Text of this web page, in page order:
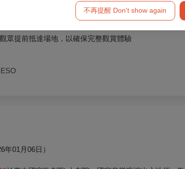
不再提醒 Don't show again
眾提前抵達場地，以確保完整觀賞體驗
年01月06日）